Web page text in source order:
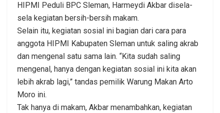
HIPMI Peduli BPC Sleman, Harmeydi Akbar disela-
sela kegiatan bersih-bersih makam.
Selain itu, kegiatan sosial ini bagian dari cara para
anggota HIPMI Kabupaten Sleman untuk saling akrab
dan mengenal satu sama lain. “Kita sudah saling
mengenal, hanya dengan kegiatan sosial ini kita akan
lebih akrab lagi,” tandas pemilik Warung Makan Arto
Moro ini.
Tak hanya di makam, Akbar menambahkan, kegiatan